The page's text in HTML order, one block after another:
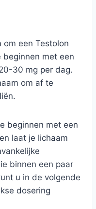
om een Testolon
beginnen met een
30 mg per dag.
om af te
beginnen met een
laat je lichaam
binnen een paar
u in de volgende
dosering